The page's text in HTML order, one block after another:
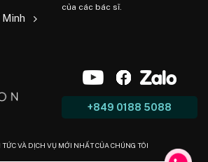
của các bác sĩ.
+849 0188 5088
VÀ DỊCH VỤ MỚI NHẤT CỦA CHÚNG TÔI